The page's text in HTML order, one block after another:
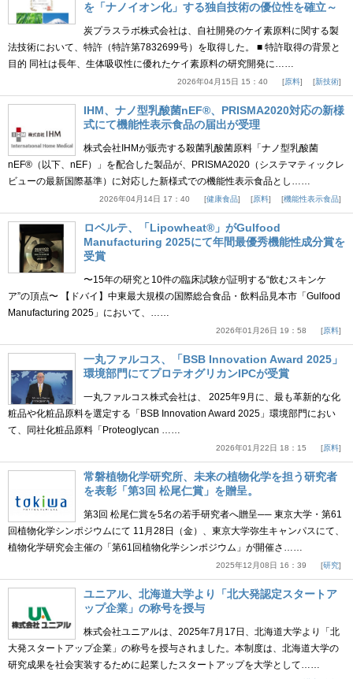
を「ナノイオン化」する独自技術の優位性を確立～
炭プラスラボ株式会社は、自社開発のケイ素原料に関する製
法技術において、特許（特許第7832699号）を取得した。 ■ 特許取得の背景と
目的 同社は長年、生体吸収性に優れたケイ素原料の研究開発に……
2026年04月15日 15：40 原料 新技術
IHM、ナノ型乳酸菌nEF®、PRISMA2020対応の新様
式にて機能性表示食品の届出が受理
株式会社IHMが販売する殺菌乳酸菌原料「ナノ型乳酸菌
nEF®（以下、nEF）」を配合した製品が、PRISMA2020（システマティックレ
ビューの最新国際基準）に対応した新様式での機能性表示食品とし……
2026年04月14日 17：40 健康食品 原料 機能性表示食品
ロベルテ、「Lipowheat®」がGulfood
Manufacturing 2025にて年間最優秀機能性成分賞を
受賞
〜15年の研究と10件の臨床試験が証明する“飲むスキンケ
ア”の頂点〜 【ドバイ】中東最大規模の国際総合食品・飲料品見本市「Gulfood
Manufacturing 2025」において、……
2026年01月26日 19：58 原料
一丸ファルコス、「BSB Innovation Award 2025」
環境部門にてプロテオグリカンIPCが受賞
一丸ファルコス株式会社は、 2025年9月に、最も革新的な化
粧品や化粧品原料を選定する「BSB Innovation Award 2025」環境部門におい
て、同社化粧品原料「Proteoglycan ……
2026年01月22日 18：15 原料
常磐植物化学研究所、未来の植物化学を担う研究者
を表彰「第3回 松尾仁賞」を贈呈。
第3回 松尾仁賞を5名の若手研究者へ贈呈── 東京大学・第61
回植物化学シンポジウムにて 11月28日（金）、東京大学弥生キャンパスにて、
植物化学研究会主催の「第61回植物化学シンポジウム」が開催さ……
2025年12月08日 16：39 研究
ユニアル、北海道大学より「北大発認定スタートア
ップ企業」の称号を授与
株式会社ユニアルは、2025年7月17日、北海道大学より「北
大発スタートアップ企業」の称号を授与されました。本制度は、北海道大学の
研究成果を社会実装するために起業したスタートアップを大学として……